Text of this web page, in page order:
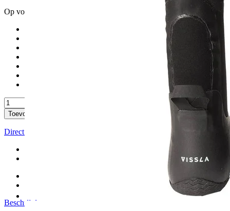
Op voorraad
Toevoegen aan winkelwagen
Direct betalen
09
Beschrijving